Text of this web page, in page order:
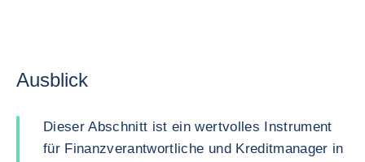
Ausblick
Dieser Abschnitt ist ein wertvolles Instrument
für Finanzverantwortliche und Kreditmanager in